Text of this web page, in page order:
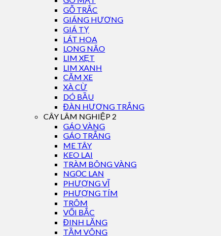
GỖ TRẮC
GIÁNG HƯƠNG
GIÁ TỴ
LÁT HOA
LONG NÃO
LIM XẸT
LIM XANH
CĂM XE
XÀ CỪ
DÓ BẦU
ĐÀN HƯƠNG TRẮNG
CÂY LÂM NGHIỆP 2
GÁO VÀNG
GÁO TRẮNG
ME TÂY
KEO LAI
TRÀM BÔNG VÀNG
NGỌC LAN
PHƯỢNG VĨ
PHƯỢNG TÍM
TRÔM
VỐI BẮC
ĐINH LĂNG
TẦM VÔNG